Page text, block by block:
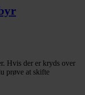
Hvis der er kryds over
prøve at skifte